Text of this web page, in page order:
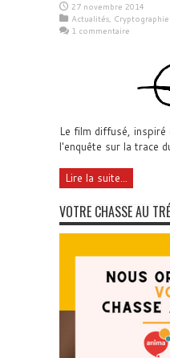
27 novembre 2014
Actualités,
1 commentaire
Le film diffusé,
l'enquête sur la trace
Lire la suite...
VOTRE CHASSE AU